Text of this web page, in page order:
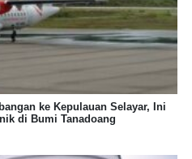
ke Kepulauan Selayar, Ini
di Bumi Tanadoang